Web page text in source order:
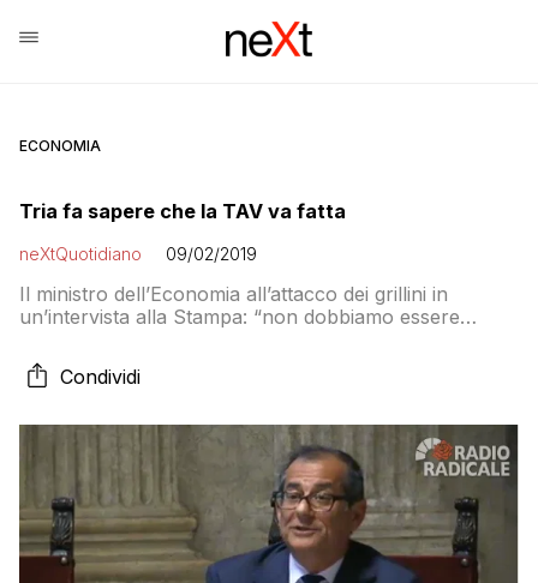
ECONOMIA
Tria fa sapere che la TAV va fatta
neXtQuotidiano 09/02/2019
Il ministro dell’Economia all’attacco dei grillini in
un’intervista alla Stampa: “non dobbiamo essere
Condividi